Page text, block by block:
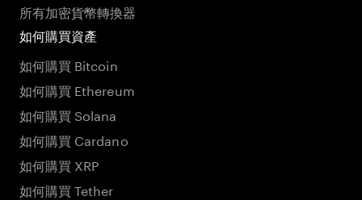
所有加密貨幣轉換器
如何購買資產
如何購買 Bitcoin
如何購買 Ethereum
如何購買 Solana
如何購買 Cardano
如何購買 XRP
如何購買 Tether